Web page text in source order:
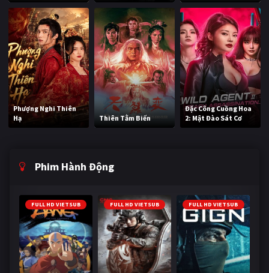
Phượng Nghi Thiên
Hạ
Thiên Tằm Biến
Đặc Công Cuồng Hoa
2: Mật Đào Sát Cơ
Phim Hành Động
FULL HD VIETSUB FULL HD VIETSUB FULL HD VIETSUB